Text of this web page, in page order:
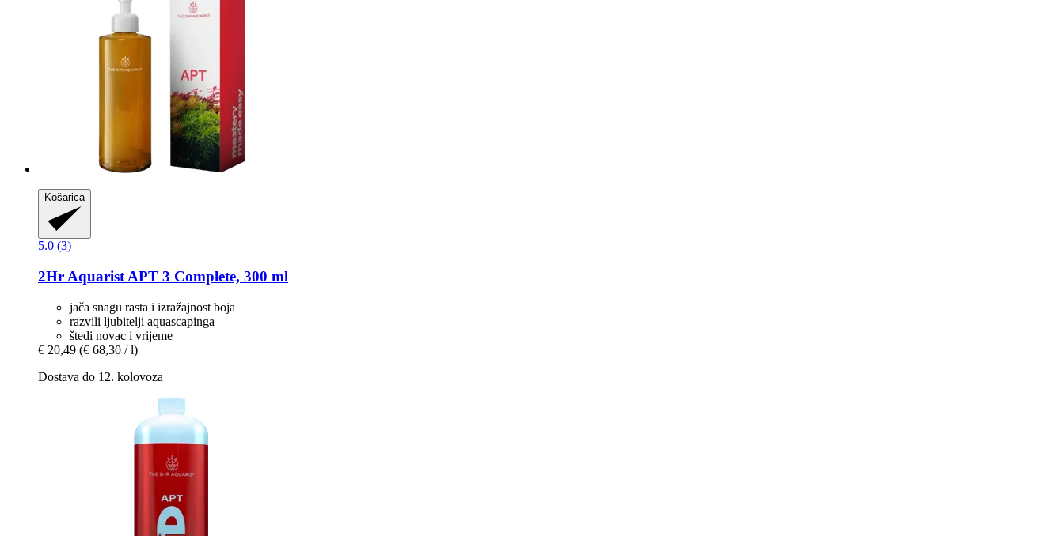
Košarica
5.0 (3)
2Hr Aquarist APT 3 Complete, 300 ml
jača snagu rasta i izražajnost boja
razvili ljubitelji aquascapinga
štedi novac i vrijeme
€ 20,49 (€ 68,30 / l)
Dostava do 12. kolovoza